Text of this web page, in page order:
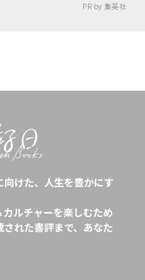
PR by 集英社
けた、人生を豊かにす
ルチャーを楽しむため
れた書評まで、あなた